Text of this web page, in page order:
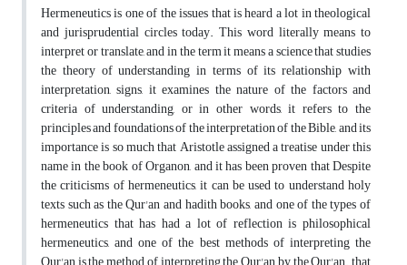
Hermeneutics is one of the issues that is heard a lot in theological
and jurisprudential circles today. This word literally means to
interpret or translate, and in the term it means a science that studies
the theory of understanding in terms of its relationship with
interpretation, signs, it examines the nature of the factors and
criteria of understanding, or in other words, it refers to the
principles and foundations of the interpretation of the Bible, and its
importance is so much that Aristotle assigned a treatise under this
name in the book of Organon, and it has been proven that Despite
the criticisms of hermeneutics, it can be used to understand holy
texts such as the Qur'an and hadith books, and one of the types of
hermeneutics that has had a lot of reflection is philosophical
hermeneutics, and one of the best methods of interpreting the